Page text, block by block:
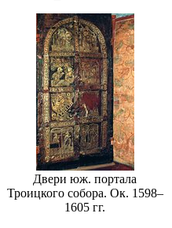
Двери юж. портала
Троицкого собора. Ок. 1598–
1605 гг.